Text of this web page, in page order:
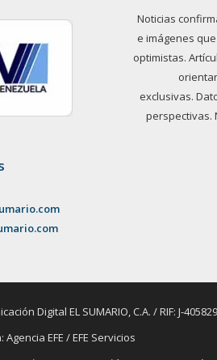
Noticias
e imágenes
optimistas.
exclusivas.
perspectivas.
Digital EL SUMARIO, C.A. / RIF: J-
EFE / EFE Servicios